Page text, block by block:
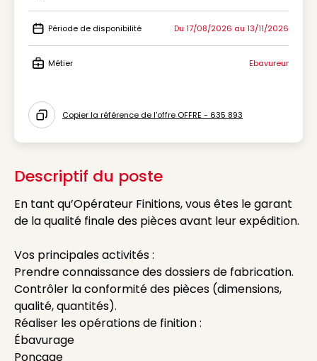
Icon Salaire
Icon Période de disponibilité
Période de disponibilité Du 17/08/2026 au 13/11/2026
Métier Ebavureur
Icon copy to clipboard
Copier la référence de l'offre OFFRE - 635 893
Descriptif du poste
En tant qu’Opérateur Finitions, vous êtes le garant
de la qualité finale des pièces avant leur expédition.
Vos principales activités :
Prendre connaissance des dossiers de fabrication.
Contrôler la conformité des pièces (dimensions,
qualité, quantités).
Réaliser les opérations de finition :
Ébavurage
Ponçage